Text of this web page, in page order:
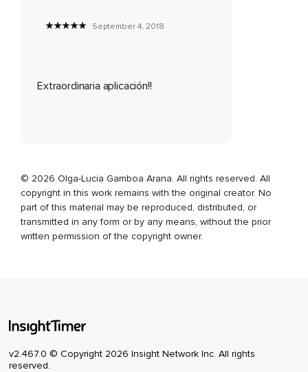
September 4, 2018
Extraordinaria aplicación!!
© 2026 Olga-Lucia Gamboa Arana. All rights reserved. All
copyright in this work remains with the original creator. No
part of this material may be reproduced, distributed, or
transmitted in any form or by any means, without the prior
written permission of the copyright owner.
v2.467.0 © Copyright 2026 Insight Network Inc. All rights
reserved.